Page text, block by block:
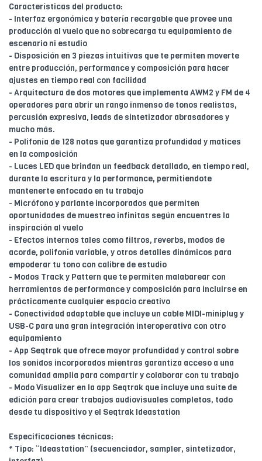
Características del producto:
- Interfaz ergonómica y batería recargable que provee una
producción al vuelo que no sobrecarga tu equipamiento de
escenario ni estudio
- Disposición en 3 piezas intuitivas que te permiten moverte
entre producción, performance y composición para hacer
ajustes en tiempo real con facilidad
- Arquitectura de dos motores que implementa AWM2 y FM de 4
operadores para abrir un rango inmenso de tonos realistas,
percusión expresiva, leads de sintetizador abrasadores y
mucho más.
- Polifonía de 128 notas que garantiza profundidad y matices
en la composición
- Luces LED que brindan un feedback detallado, en tiempo real,
durante la escritura y la performance, permitiendote
mantenerte enfocado en tu trabajo
- Micrófono y parlante incorporados que permiten
oportunidades de muestreo infinitas según encuentres la
inspiración al vuelo
- Efectos internos tales como filtros, reverbs, modos de
acorde, polifonía variable, y otros detalles dinámicos para
empoderar tu tono con calibre de estudio
- Modos Track y Pattern que te permiten malabarear con
herramientas de performance y composición para incluirse en
prácticamente cualquier espacio creativo
- Conectividad adaptable que incluye un cable MIDI-miniplug y
USB-C para una gran integración interoperativa con otro
equipamiento
- App Seqtrak que ofrece mayor profundidad y control sobre
los sonidos incorporados mientras garantiza acceso a una
comunidad amplia para compartir y colaborar con tu trabajo
- Modo Visualizer en la app Seqtrak que incluye una suite de
edición para crear trabajos audiovisuales completos, todo
desde tu dispositivo y el Seqtrak Ideastation
Especificaciones técnicas:
* Tipo: “Ideastation” (secuenciador, sampler, sintetizador,